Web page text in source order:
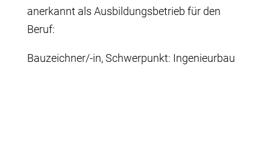
anerkannt als Ausbildungsbetrieb für den
Beruf:
Bauzeichner/-in, Schwerpunkt: Ingenieurbau